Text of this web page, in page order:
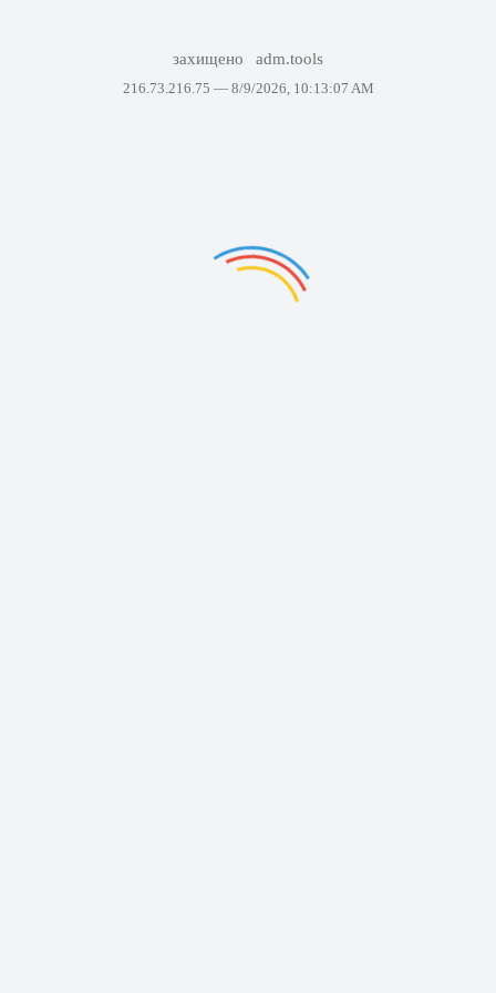
захищено adm.tools
216.73.216.75 — 8/9/2026, 10:13:07 AM